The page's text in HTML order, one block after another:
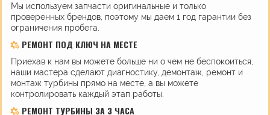
Мы используем запчасти оригинальные и только
проверенных брендов, поэтому мы даем 1 год гарантии без
ограничения пробега.
РЕМОНТ ПОД КЛЮЧ НА МЕСТЕ
Приехав к нам вы можете больше ни о чем не беспокоиться,
наши мастера сделают диагностику, демонтаж, ремонт и
монтаж турбины прямо на месте, а вы можете
контролировать каждый этап работы.
РЕМОНТ ТУРБИНЫ ЗА 3 ЧАСА